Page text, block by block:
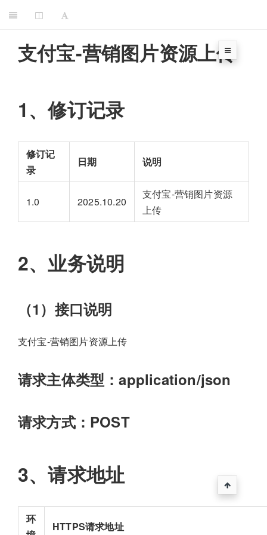
支付宝-营销图片资源上传
1、修订记录
修订记
录
日期 说明
1.0 2025.10.20
支付宝-营销图片资源
上传
2、业务说明
（1）接口说明
支付宝-营销图片资源上传
请求主体类型：application/json
请求方式：POST
3、请求地址
环
HTTPS请求地址